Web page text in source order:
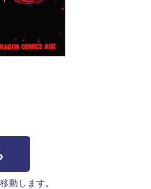
動します。